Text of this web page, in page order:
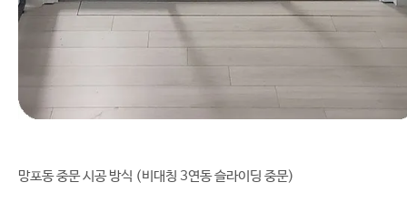
망포동 중문 시공 방식 (비대칭 3연동 슬라이딩 중문)